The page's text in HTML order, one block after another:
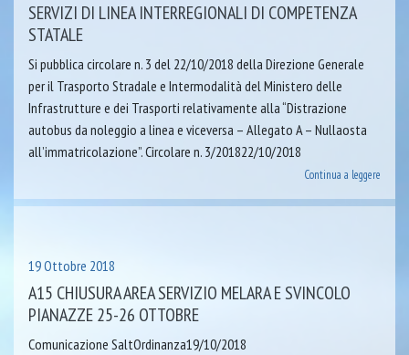
SERVIZI DI LINEA INTERREGIONALI DI COMPETENZA
STATALE
Si pubblica circolare n. 3 del 22/10/2018 della Direzione Generale
per il Trasporto Stradale e Intermodalità del Ministero delle
Infrastrutture e dei Trasporti relativamente alla “Distrazione
autobus da noleggio a linea e viceversa – Allegato A – Nullaosta
all’immatricolazione”. Circolare n. 3/201822/10/2018
Continua a leggere
19 Ottobre 2018
A15 CHIUSURA AREA SERVIZIO MELARA E SVINCOLO
PIANAZZE 25-26 OTTOBRE
Comunicazione SaltOrdinanza19/10/2018